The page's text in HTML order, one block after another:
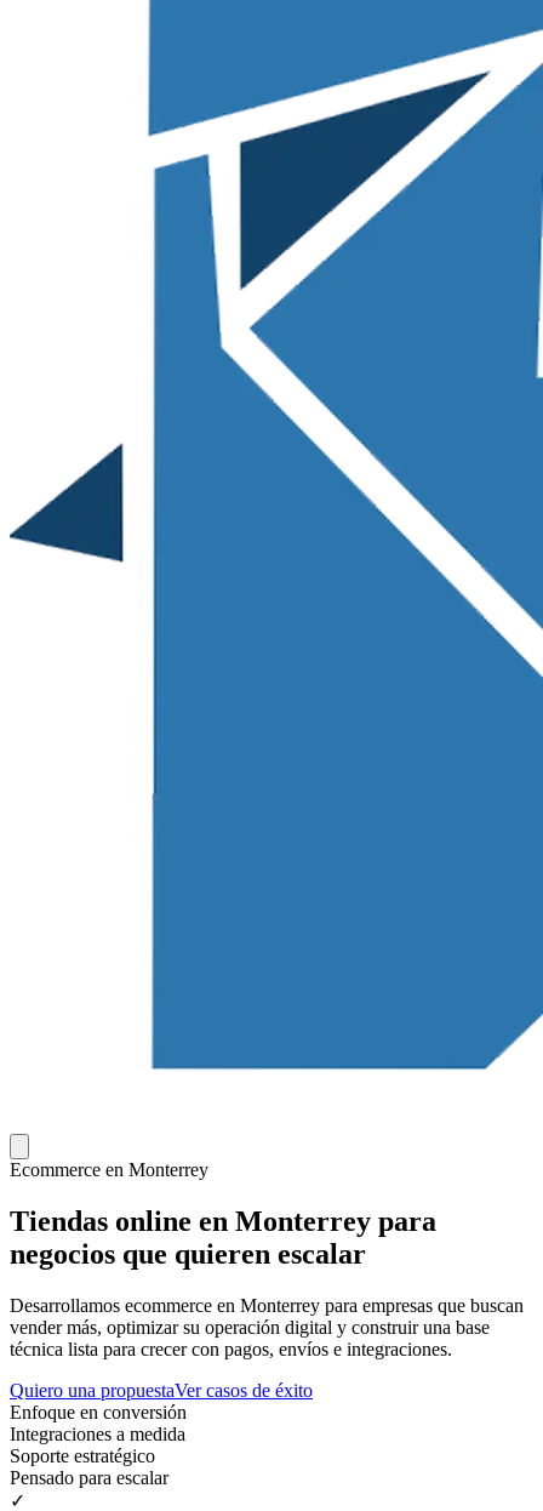
Ecommerce en Monterrey
Tiendas online en Monterrey para
negocios que quieren escalar
Desarrollamos ecommerce en Monterrey para empresas que buscan
vender más, optimizar su operación digital y construir una base
técnica lista para crecer con pagos, envíos e integraciones.
Quiero una propuestaVer casos de éxito
Enfoque en conversión
Integraciones a medida
Soporte estratégico
Pensado para escalar
✓